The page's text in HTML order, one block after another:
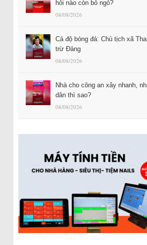
hỏi nào còn bỏ ngỏ?
08/08/2026
Cá độ bóng đá: Chủ tịch xã
trừ Đảng
08/08/2026
Nhà cho công an xây nhanh,
dân thì sao?
08/08/2026